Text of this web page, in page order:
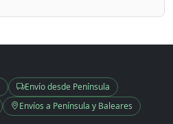
Envío desde Península
Envíos a Península y Baleares